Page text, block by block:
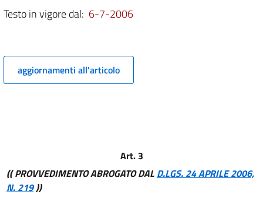
13
17
Testo in vigore dal: 6-7-2006
aggiornamenti all'articolo
Art. 3
(( PROVVEDIMENTO ABROGATO DAL D.LGS. 24 APRILE 2006,
N. 219))